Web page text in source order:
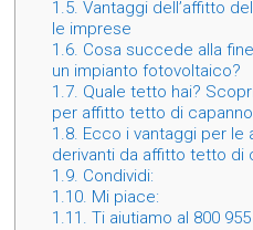
1.5. Vantaggi dell’affitto
le imprese
1.6. Cosa succede alla
un impianto fotovoltaico?
1.7. Quale tetto hai?
per affitto tetto di
1.8. Ecco i vantaggi per le
derivanti da affitto tetto di
1.9. Condividi:
1.10. Mi piace:
1.11. Ti aiutiamo al 800